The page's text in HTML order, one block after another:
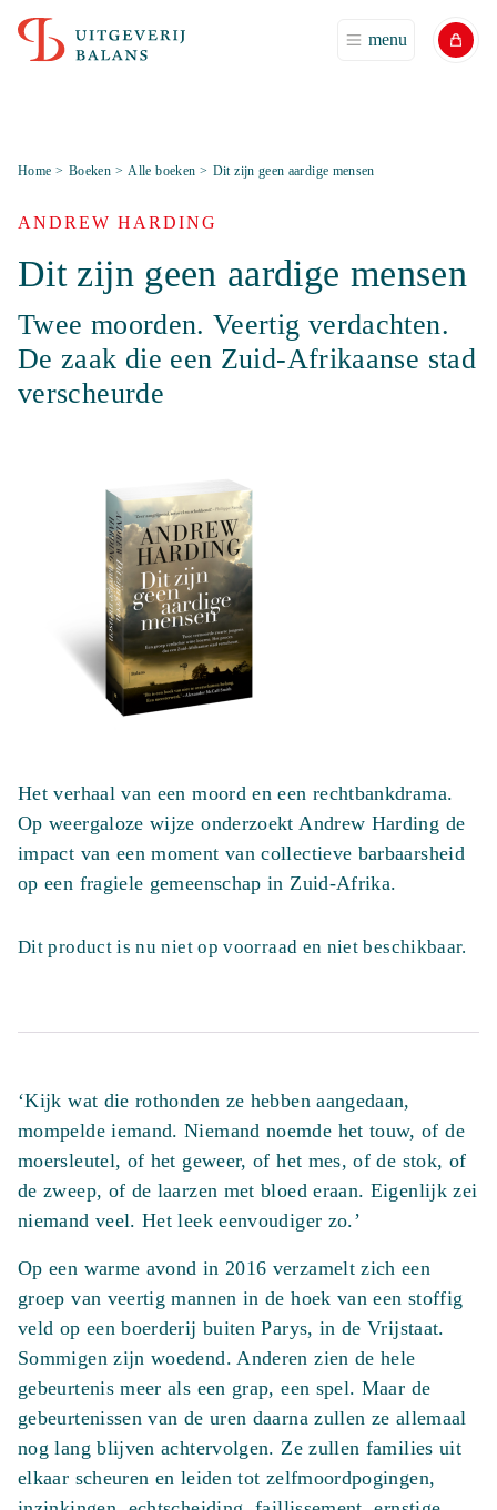
menu
Home > Boeken > Alle boeken > Dit zijn geen aardige mensen
ANDREW HARDING
Dit zijn geen aardige mensen
Twee moorden. Veertig verdachten.
De zaak die een Zuid-Afrikaanse stad
verscheurde
Het verhaal van een moord en een rechtbankdrama.
Op weergaloze wijze onderzoekt Andrew Harding de
impact van een moment van collectieve barbaarsheid
op een fragiele gemeenschap in Zuid-Afrika.
Dit product is nu niet op voorraad en niet beschikbaar.
‘Kijk wat die rothonden ze hebben aangedaan,
mompelde iemand. Niemand noemde het touw, of de
moersleutel, of het geweer, of het mes, of de stok, of
de zweep, of de laarzen met bloed eraan. Eigenlijk zei
niemand veel. Het leek eenvoudiger zo.’
Op een warme avond in 2016 verzamelt zich een
groep van veertig mannen in de hoek van een stoffig
veld op een boerderij buiten Parys, in de Vrijstaat.
Sommigen zijn woedend. Anderen zien de hele
gebeurtenis meer als een grap, een spel. Maar de
gebeurtenissen van de uren daarna zullen ze allemaal
nog lang blijven achtervolgen. Ze zullen families uit
elkaar scheuren en leiden tot zelfmoordpogingen,